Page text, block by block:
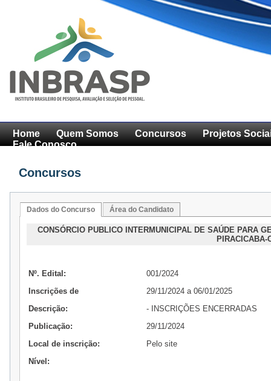
Home Quem Somos Concursos
Projetos
Fale Conosco
Concursos
Dados do Concurso Área do Candidato
CONSÓRCIO PUBLICO INTERMUNICIPAL DE SAÚDE PARA
PIRACICABA-
Nº. Edital:
001/2024
Inscrições de
29/11/2024 a 06/01/2025
Descrição:
- INSCRIÇÕES ENCERRADAS
Publicação:
29/11/2024
Local de inscrição:
Pelo site
Nível: